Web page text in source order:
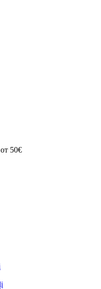
50€